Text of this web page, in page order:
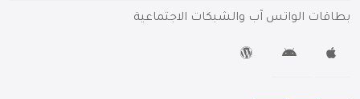
بطاقات الواتس آب والشبكات الاجتماعية